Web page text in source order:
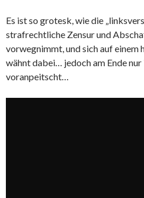
Es ist so grotesk, wie die
strafrechtliche Zensur und
vorwegnimmt, und sich auf einem
wähnt dabei… jedoch am Ende
voranpeitscht…